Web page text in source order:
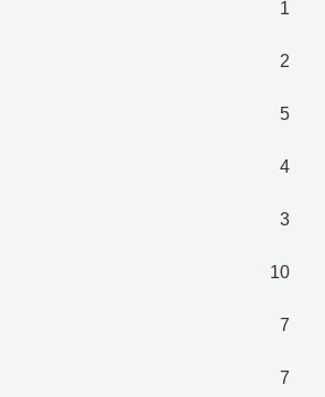
1
2
5
4
3
10
7
7